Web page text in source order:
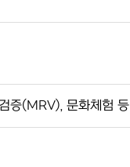
증(MRV), 문화체험 등